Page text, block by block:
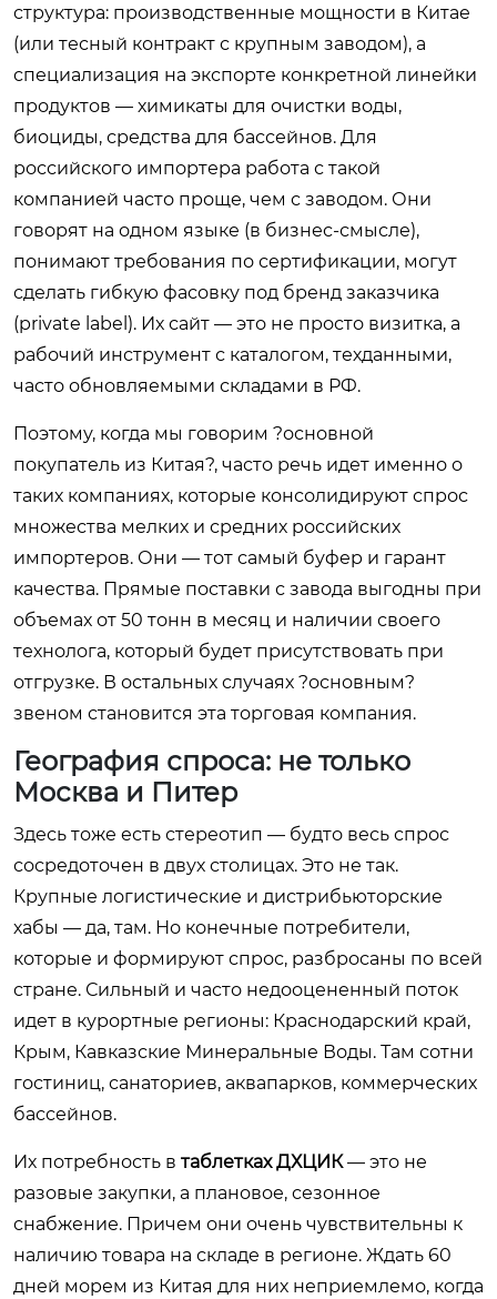
структура: производственные мощности в Китае
(или тесный контракт с крупным заводом), а
специализация на экспорте конкретной линейки
продуктов — химикаты для очистки воды,
биоциды, средства для бассейнов. Для
российского импортера работа с такой
компанией часто проще, чем с заводом. Они
говорят на одном языке (в бизнес-смысле),
понимают требования по сертификации, могут
сделать гибкую фасовку под бренд заказчика
(private label). Их сайт — это не просто визитка, а
рабочий инструмент с каталогом, техданными,
часто обновляемыми складами в РФ.
Поэтому, когда мы говорим ?основной
покупатель из Китая?, часто речь идет именно о
таких компаниях, которые консолидируют спрос
множества мелких и средних российских
импортеров. Они — тот самый буфер и гарант
качества. Прямые поставки с завода выгодны при
объемах от 50 тонн в месяц и наличии своего
технолога, который будет присутствовать при
отгрузке. В остальных случаях ?основным?
звеном становится эта торговая компания.
География спроса: не только
Москва и Питер
Здесь тоже есть стереотип — будто весь спрос
сосредоточен в двух столицах. Это не так.
Крупные логистические и дистрибьюторские
хабы — да, там. Но конечные потребители,
которые и формируют спрос, разбросаны по всей
стране. Сильный и часто недооцененный поток
идет в курортные регионы: Краснодарский край,
Крым, Кавказские Минеральные Воды. Там сотни
гостиниц, санаториев, аквапарков, коммерческих
бассейнов.
Их потребность в таблетках ДХЦИК— это не
разовые закупки, а плановое, сезонное
снабжение. Причем они очень чувствительны к
наличию товара на складе в регионе. Ждать 60
дней морем из Китая для них неприемлемо, когда